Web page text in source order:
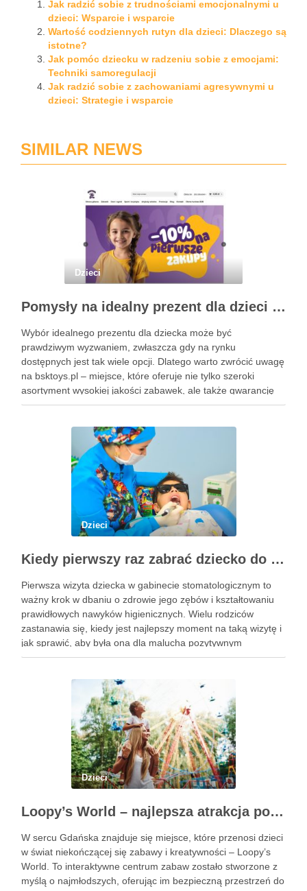
Jak radzić sobie z trudnościami emocjonalnymi u
dzieci: Wsparcie i wsparcie
Wartość codziennych rutyn dla dzieci: Dlaczego są
istotne?
Jak pomóc dziecku w radzeniu sobie z emocjami:
Techniki samoregulacji
Jak radzić sobie z zachowaniami agresywnymi u
dzieci: Strategie i wsparcie
SIMILAR NEWS
Dzieci
Pomysły na idealny prezent dla dzieci z BSKToys
Wybór idealnego prezentu dla dziecka może być
prawdziwym wyzwaniem, zwłaszcza gdy na rynku
dostępnych jest tak wiele opcji. Dlatego warto zwrócić uwagę
na bsktoys.pl – miejsce, które oferuje nie tylko szeroki
asortyment wysokiej jakości zabawek, ale także gwarancję
bezpieczeństwa i trwałości. Każdy rodzic pragnie, aby jego
Dzieci
Kiedy pierwszy raz zabrać dziecko do dentysty? Wskazówki dla rodziców
Pierwsza wizyta dziecka w gabinecie stomatologicznym to
ważny krok w dbaniu o zdrowie jego zębów i kształtowaniu
prawidłowych nawyków higienicznych. Wielu rodziców
zastanawia się, kiedy jest najlepszy moment na taką wizytę i
jak sprawić, aby była ona dla malucha pozytywnym
doświadczeniem. Na te pytania odpowiada doświadczony
Dzieci
Loopy’s World – najlepsza atrakcja pod dachem dla dzieci w Gdańsku
W sercu Gdańska znajduje się miejsce, które przenosi dzieci
w świat niekończącej się zabawy i kreatywności – Loopy’s
World. To interaktywne centrum zabaw zostało stworzone z
myślą o najmłodszych, oferując im bezpieczną przestrzeń do